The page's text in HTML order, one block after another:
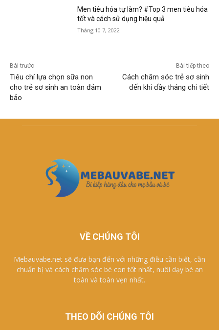
Men tiêu hóa tự làm? #Top 3 men tiêu hóa
tốt và cách sử dụng hiệu quả
Tháng 10 7, 2022
Bài trước
Tiêu chí lựa chọn sữa non
cho trẻ sơ sinh an toàn đảm
bảo
Bài tiếp theo
Cách chăm sóc trẻ sơ sinh
đến khi đầy tháng chi tiết
VỀ CHÚNG TÔI
Mebauvabe.net sẽ đưa bạn đến với những điều cần biết, cần
chuẩn bị và cách chăm sóc bé con tốt nhất, nuôi dạy bé an
toàn và toàn vẹn nhất.
THEO DÕI CHÚNG TÔI